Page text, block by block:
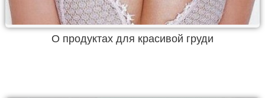
О продуктах для красивой груди